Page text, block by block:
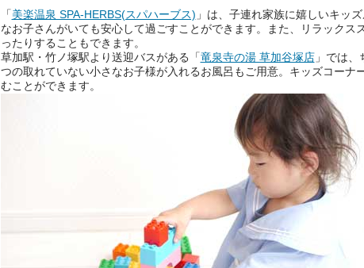
「美楽温泉 SPA-HERBS(スパハーブス) 」は、子連れ家族に嬉しいキッ
なお子さんがいても安心して過ごすことができます。また、リラックス
ったりすることもできます。
草加駅・竹ノ塚駅より送迎バスがある「竜泉寺の湯 草加谷塚店」では、
つの取れていない小さなお子様が入れるお風呂もご用意。キッズコーナ
むことができます。